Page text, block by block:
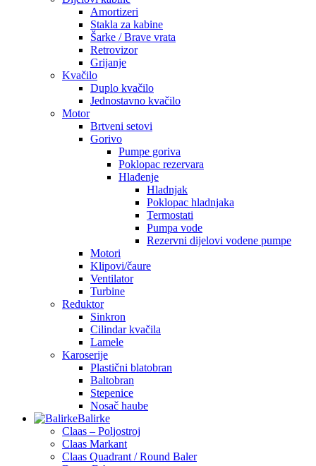
Amortizeri
Stakla za kabine
Šarke / Brave vrata
Retrovizor
Grijanje
Kvačilo
Duplo kvačilo
Jednostavno kvačilo
Motor
Brtveni setovi
Gorivo
Pumpe goriva
Poklopac rezervara
Hlađenje
Hladnjak
Poklopac hladnjaka
Termostati
Pumpa vode
Rezervni dijelovi vodene pumpe
Motori
Klipovi/čaure
Ventilator
Turbine
Reduktor
Sinkron
Cilindar kvačila
Lamele
Karoserije
Plastični blatobran
Baltobran
Stepenice
Nosač haube
Balirke
Claas – Poljostroj
Claas Markant
Claas Quadrant / Round Baler